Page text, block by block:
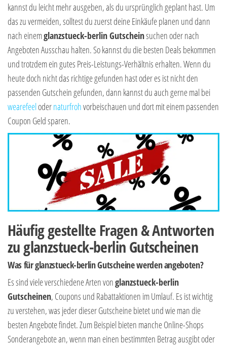
kannst du leicht mehr ausgeben, als du ursprünglich geplant hast. Um
das zu vermeiden, solltest du zuerst deine Einkäufe planen und dann
nach einemglanzstueck-berlin Gutscheinsuchen oder nach
Angeboten Ausschau halten. So kannst du die besten Deals bekommen
und trotzdem ein gutes Preis-Leistungs-Verhältnis erhalten. Wenn du
heute doch nicht das richtige gefunden hast oder es ist nicht den
passenden Gutschein gefunden, dann kannst du auch gerne mal bei
wearefeelodernaturfrohvorbeischauen und dort mit einem passenden
Coupon Geld sparen.
Häufig gestellte Fragen & Antworten
zu glanzstueck-berlin Gutscheinen
Was für glanzstueck-berlin Gutscheine werden angeboten?
Es sind viele verschiedene Arten vonglanzstueck-berlin
Gutscheinen, Coupons und Rabattaktionen im Umlauf. Es ist wichtig
zu verstehen, was jeder dieser Gutscheine bietet und wie man die
besten Angebote findet. Zum Beispiel bieten manche Online-Shops
Sonderangebote an, wenn man einen bestimmten Betrag ausgibt oder